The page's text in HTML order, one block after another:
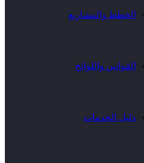
الخطط والمشاريع
القوانين واللوائح
دليل الخدمات